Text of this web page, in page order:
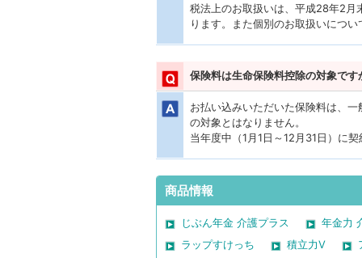
税法上のお取扱いは、平成28年2月
ります。また個別のお取扱いにつ
保険料は生命保険料控除の対象です
お払い込みいただいた保険料は、
の対象とはなりません。
当年度中（1月1日～12月31日）に
商品情報
じぶん年金 介護プラス
年金力
ラップすけっち
積立力V